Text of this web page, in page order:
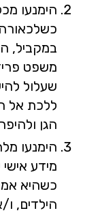
הימנעו
במקביל,
משפט
שעלול
ללכת אל
הגן
הימנעו
מידע
כשהיא
הילדים,